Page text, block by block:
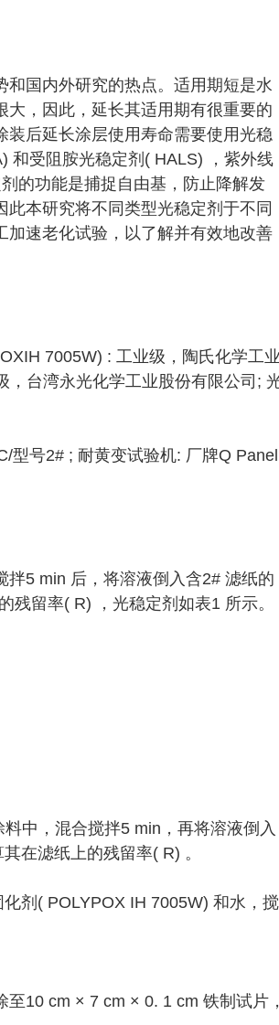
国内外研究的热点。适用期短是水
，因此，延长其适用期有很重要的
后延长涂层使用寿命需要使用光稳
和受阻胺光稳定剂( HALS) ，紫外线
的功能是捕捉自由基，防止降解发
本研究将不同类型光稳定剂于不同
速老化试验，以了解并有效地改善
7005W) : 工业级，陶氏化学工业
，台湾永光化学工业股份有限公司;
型号2# ; 耐黄变试验机: 厂牌Q
5 min 后，将溶液倒入含2# 滤纸的
留率( R) ，光稳定剂如表1 所示。
中，混合搅拌5 min，再将溶液倒入
在滤纸上的残留率( R) 。
剂( POLYPOX IH 7005W) 和水，搅
10 cm × 7 cm × 0. 1 cm 铁制试片，